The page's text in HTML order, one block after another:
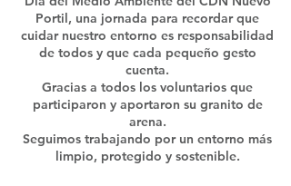
Portil, una jornada para recordar que
cuidar nuestro entorno es responsabilidad
de todos y que cada pequeño gesto
cuenta.
Gracias a todos los voluntarios que
participaron y aportaron su granito de
arena.
Seguimos trabajando por un entorno más
limpio, protegido y sostenible.